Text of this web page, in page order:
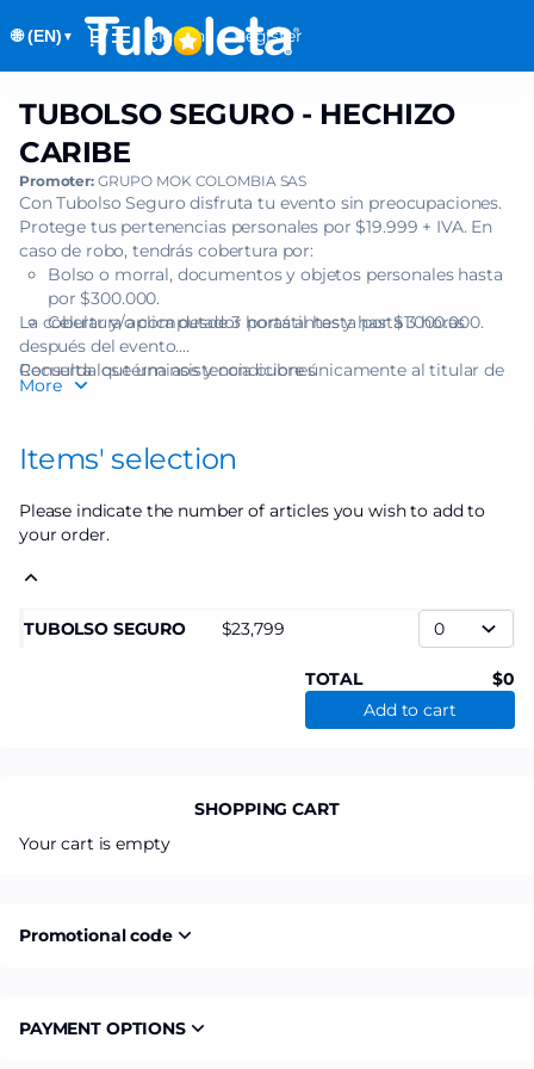
🌐 (EN) ▼ Dialog
Sign in Register
selection
HECHIZO
CARIBE]
Tuboleta.com
TUBOLSO
-
HECHIZO
CARIBE
TUBOLSO SEGURO - HECHIZO
CARIBE
Promoter: GRUPO MOK COLOMBIA SAS
Con Tubolso Seguro disfruta tu evento sin preocupaciones.
Protege tus pertenencias personales por $19.999 + IVA. En
caso de robo, tendrás cobertura por:
Bolso o morral, documentos y objetos personales hasta
por $300.000.
Celular y/o computador portátil hasta por $1.000.000.
La cobertura aplica desde 3 horas antes y hasta 3 horas
después del evento.
Recuerda que una asistencia cubre únicamente al titular de
una (1) boleta.
Consulta los términos y condiciones
More
Items' selection
Please indicate the number of articles you wish to add to
your order.
TUBOLSO SEGURO 23,799
TOTAL
0
Add to cart
SHOPPING CART
Your cart is empty
Promotional code
PAYMENT OPTIONS